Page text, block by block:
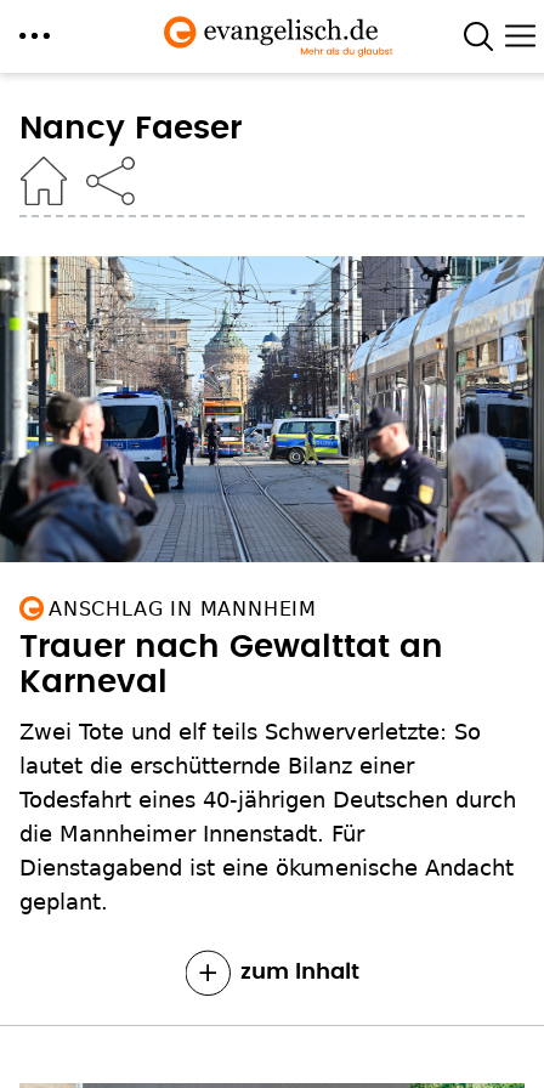
zum
Inhalt
Nancy Faeser
ANSCHLAG IN MANNHEIM
Trauer nach Gewalttat an
Karneval
Zwei Tote und elf teils Schwerverletzte: So
lautet die erschütternde Bilanz einer
Todesfahrt eines 40-jährigen Deutschen durch
die Mannheimer Innenstadt. Für
Dienstagabend ist eine ökumenische Andacht
geplant.
zum Inhalt